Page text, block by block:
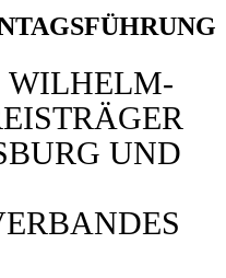
WILHELM-
UND